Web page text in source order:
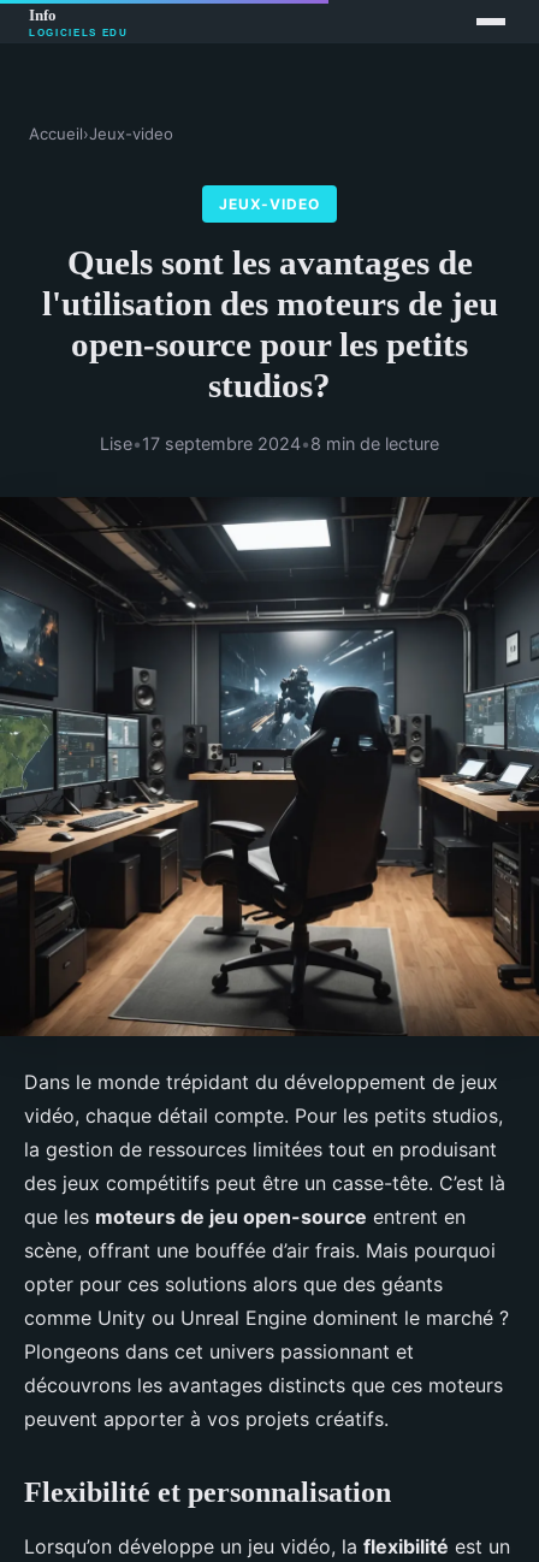
Accueil›Jeux-video
JEUX-VIDEO
Quels sont les avantages de
l'utilisation des moteurs de jeu
open-source pour les petits
studios?
Lise•17 septembre 2024•8 min de lecture
Dans le monde trépidant du développement de jeux
vidéo, chaque détail compte. Pour les petits studios,
la gestion de ressources limitées tout en produisant
des jeux compétitifs peut être un casse-tête. C’est là
que les moteurs de jeu open-source entrent en
scène, offrant une bouffée d’air frais. Mais pourquoi
opter pour ces solutions alors que des géants
comme Unity ou Unreal Engine dominent le marché ?
Plongeons dans cet univers passionnant et
découvrons les avantages distincts que ces moteurs
peuvent apporter à vos projets créatifs.
Flexibilité et personnalisation
Lorsqu’on développe un jeu vidéo, la flexibilité est un